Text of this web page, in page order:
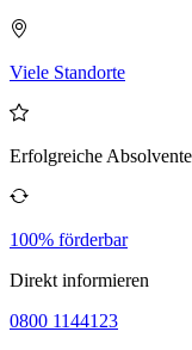
Viele Standorte
Erfolgreiche
100% förderbar
Direkt informieren
0800 1144123